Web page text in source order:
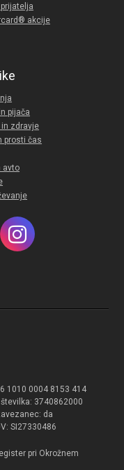
akcije
pijača
in zdravje
prosti čas
avto
1010 0004 8153 414
3740862000
da
SI27330486
pri Okrožnem